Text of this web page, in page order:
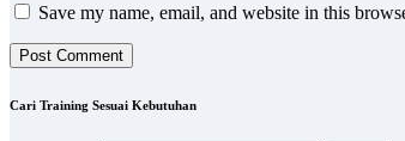
Save my name, email, and website in this
Cari Training Sesuai Kebutuhan